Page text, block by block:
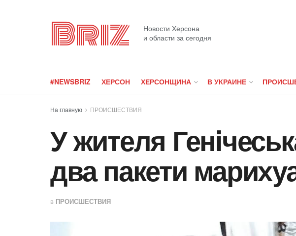
Briz
Новости Херсона
и области за сегодня
#NEWSBRIZ ХЕРСОН ХЕРСОНЩИНА В УКРАИНЕ
На главную ПРОИСШЕСТВИЯ
У жителя
два пакети
в ПРОИСШЕСТВИЯ